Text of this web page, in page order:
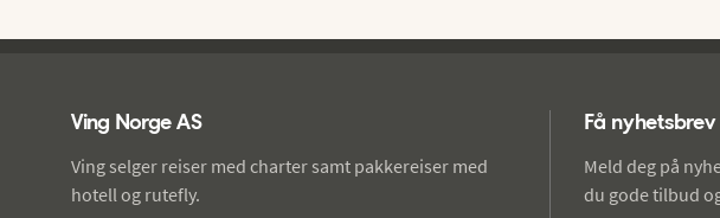
Ving Norge AS
Ving selger reiser med charter samt pakkereiser med
hotell og rutefly.
Få
Meld deg på
du gode tilbud